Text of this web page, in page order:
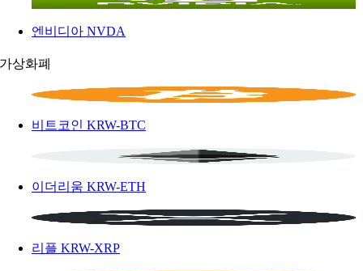
엔비디아 NVDA
가상화폐
비트코인 KRW-BTC
이더리움 KRW-ETH
리플 KRW-XRP